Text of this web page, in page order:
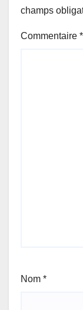
champs
Commentaire *
Nom *